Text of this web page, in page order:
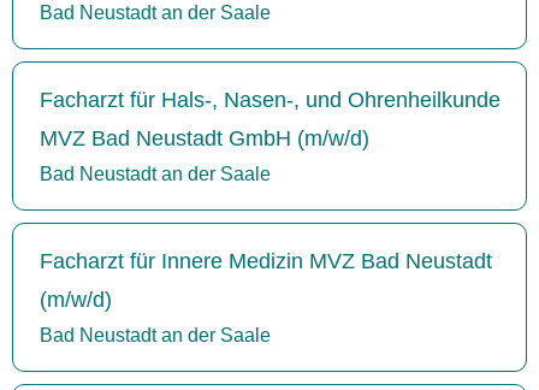
Bad Neustadt an der Saale
Facharzt für Hals-, Nasen-, und Ohrenheilkunde
MVZ Bad Neustadt GmbH (m/w/d)
Bad Neustadt an der Saale
Facharzt für Innere Medizin MVZ Bad Neustadt
(m/w/d)
Bad Neustadt an der Saale